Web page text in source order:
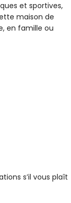
et sportives,
maison de
en famille ou
s’il vous plaît